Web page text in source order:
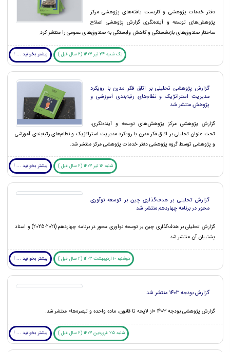
دفتر خدمات پژوهشی و کاربست یافته‌های پژوهشی مرکز
پژوهش‌های توسعه و آینده‌نگری گزارش پژوهشی اصلاح
ساختار صندوق‌های بازنشستگی و کاهش وابستگی به صندوق‌های عمومی را منتشر کرد.
یک شنبه 24 تیر 1403 (2 سال قبل ) بیشتر بخوانید ... !
گزارش پژوهشی تحلیلی بر اتاق فکر مدرن با رویکرد
مدیریت استراتژیک و نظام‌های رتبه‌بندی آموزشی و
پژوهش منتشر شد
گزارش پژوهشی مرکز پژوهش‌های توسعه و آینده‌نگری،
تحت عنوان تحلیلی بر اتاق فکر مدرن با رویکرد مدیریت استراتژیک و نظام‌های رتبه‌بندی آموزشی
و پژوهشی توسط گروه پژوهشی دفتر خدمات پژوهشی مرکز منتشر شد.
شنبه 16 تیر 1403 (2 سال قبل ) بیشتر بخوانید ... !
گزارش تحلیلی بر هدف‌گذاری چین بر توسعه نوآوری
محور در برنامه چهاردهم منتشر شد
گزارش تحلیلی بر هدف‌گذاری چین بر توسعه نوآوری محور در برنامه چهاردهم (2021-2025) و اسناد
پشتیبان آن منتشر شد
دوشنبه 10 اردیبهشت 1403 (2 سال قبل ) بیشتر بخوانید ... !
گزارش بودجه 1403 منتشر شد
گزارش پژوهشی بودجه 1403 «از لایحه تا قانون، ماده واحده و تبصره‌ها» منتشر شد.
شنبه 25 فروردین 1403 (2 سال قبل ) بیشتر بخوانید ... !